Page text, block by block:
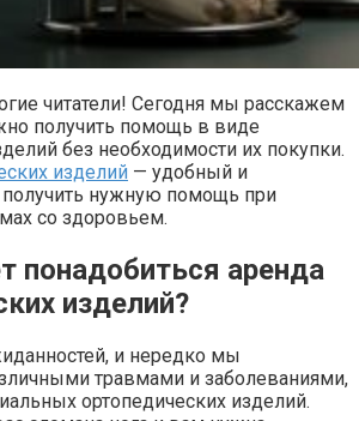
читатели! Сегодня мы расскажем
получить помощь в виде
без необходимости их покупки.
изделий — удобный и
получить нужную помощь при
со здоровьем.
понадобиться аренда
изделий?
и нередко мы
травмами и заболеваниями,
ортопедических изделий.